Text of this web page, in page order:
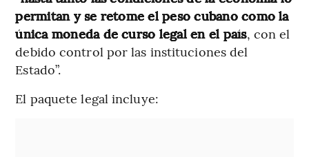
permitan y se retome el peso cubano como la
única moneda de curso legal en el país, con el
debido control por las instituciones del
Estado”.
El paquete legal incluye: